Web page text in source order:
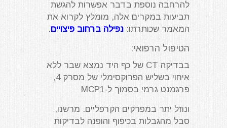
להרחבה נוספת בדבר אפשרות להגשת
תביעות במקרים אלה, מומלץ לקרוא את
המאמר שכותרתו: נפילה ברחוב פיצויים.
הטיפול הרפואי:
בבדיקה CT של כף היד נמצא שבר ללא
איחוי בשליש הפרוקסימלי של מסרק 4,
פרגמנט גרמי בסמוך ל-MCP1
ונוזל יתר במפרקים הקרפליים. מרשנו,
סבל מהגבלות בכיפוף והופנה לבדיקות